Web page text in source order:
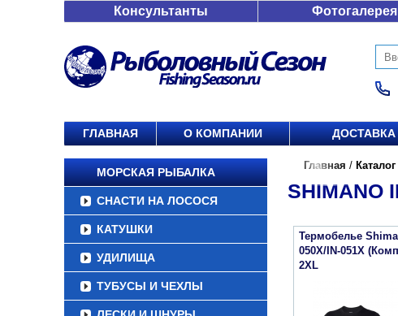
Консультанты Фотогалерея
ГЛАВНАЯ О КОМПАНИИ
МОРСКАЯ РЫБАЛКА
СНАСТИ НА ЛОСОСЯ
КАТУШКИ
УДИЛИЩА
ТУБУСЫ И ЧЕХЛЫ
Главная / Каталог
SHIMANO
Термобелье
050X/IN-051X
2XL